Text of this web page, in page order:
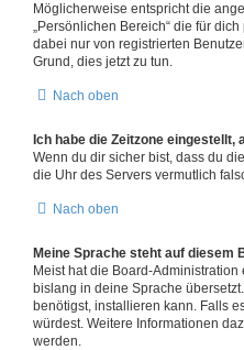
Möglicherweise entspricht die
„Persönlichen Bereich“ die für
dabei nur von registrierten
Grund, dies jetzt zu tun.
Nach oben
Ich habe die Zeitzone
Wenn du dir sicher bist, dass du
die Uhr des Servers vermutlich
Nach oben
Meine Sprache steht auf diesem
Meist hat die Board-
bislang in deine Sprache
benötigst, installieren kann. Falls
würdest. Weitere Informationen
werden.